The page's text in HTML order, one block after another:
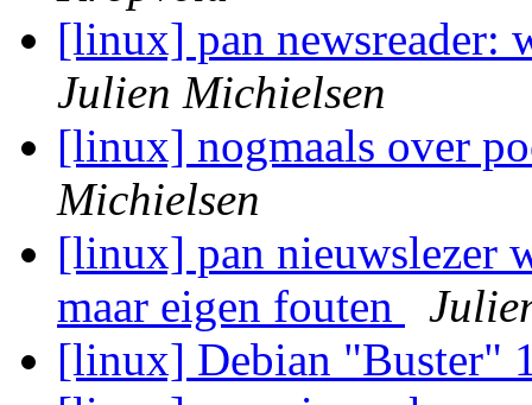
[linux] pan newsreader:
Julien Michielsen
[linux] nogmaals over
Michielsen
[linux] pan nieuwslezer
maar eigen fouten
[linux] Debian "Buster"